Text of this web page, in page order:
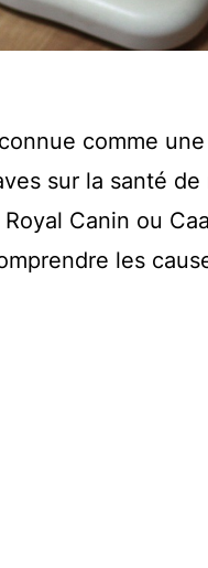
comme
sur la santé
Canin ou
les